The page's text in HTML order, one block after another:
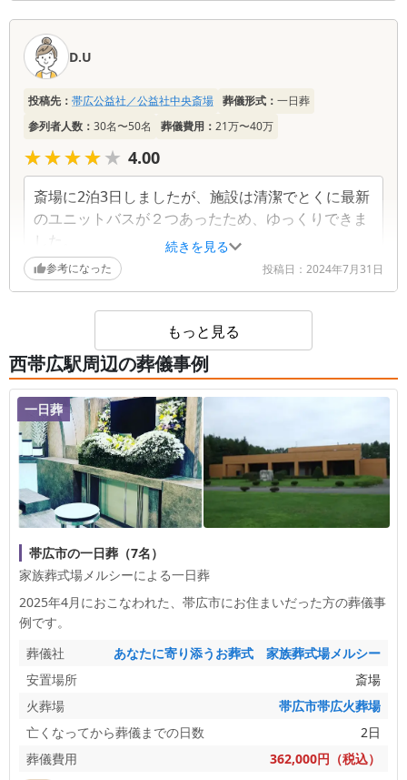
続きを見る
D.U
投稿先： 帯広公益社／公益社中央斎場 葬儀形式： 一日葬
参列者人数： 30名〜50名 葬儀費用： 21万〜40万
★★★★★
★★★★★ 4.00
斎場に2泊3日しましたが、施設は清潔でとくに最新
のユニットバスが２つあったため、ゆっくりできま
した。
参考になった 投稿日： 2024年7月31日
もっと見る
西帯広駅周辺の葬儀事例
一日葬
帯広市の一日葬（7名）
家族葬式場メルシーによる一日葬
2025年4月におこなわれた、 帯広市にお住まいだった方の葬儀事
例です。
葬儀社
あなたに寄り添うお葬式 家族葬式場メルシー
安置場所
斎場
火葬場
帯広市帯広火葬場
亡くなってから葬儀までの日数
2日
葬儀費用
362,000円（税込）